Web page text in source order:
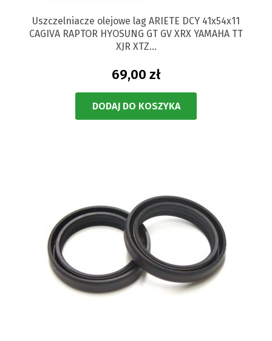
Uszczelniacze olejowe lag ARIETE DCY 41x54x11
CAGIVA RAPTOR HYOSUNG GT GV XRX YAMAHA TT
XJR XTZ...
69,00 zł
DODAJ DO KOSZYKA